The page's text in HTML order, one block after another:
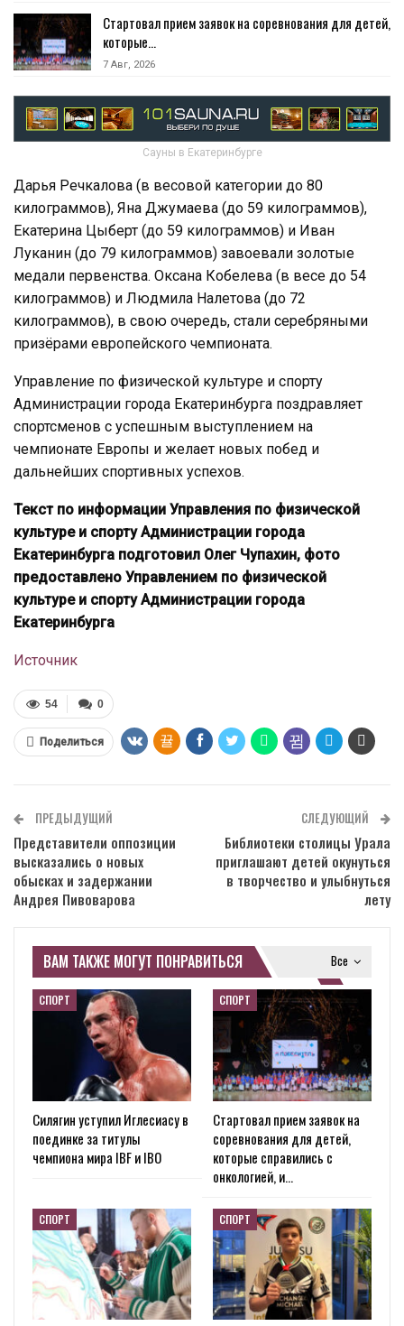
Стартовал прием заявок на соревнования для детей,
которые…
7 Авг, 2026
Сауны в Екатеринбурге
Дарья Речкалова (в весовой категории до 80
килограммов), Яна Джумаева (до 59 килограммов),
Екатерина Цыберт (до 59 килограммов) и Иван
Луканин (до 79 килограммов) завоевали золотые
медали первенства. Оксана Кобелева (в весе до 54
килограммов) и Людмила Налетова (до 72
килограммов), в свою очередь, стали серебряными
призёрами европейского чемпионата.
Управление по физической культуре и спорту
Администрации города Екатеринбурга поздравляет
спортсменов с успешным выступлением на
чемпионате Европы и желает новых побед и
дальнейших спортивных успехов.
Текст по информации Управления по физической
культуре и спорту Администрации города
Екатеринбурга подготовил Олег Чупахин, фото
предоставлено Управлением по физической
культуре и спорту Администрации города
Екатеринбурга
Источник
0
54
Поделиться
ПРЕДЫДУЩИЙ
Представители оппозиции
высказались о новых
обысках и задержании
Андрея Пивоварова
СЛЕДУЮЩИЙ
Библиотеки столицы Урала
приглашают детей окунуться
в творчество и улыбнуться
лету
Все
ВАМ ТАКЖЕ МОГУТ ПОНРАВИТЬСЯ
СПОРТ
Силягин уступил Иглесиасу в
поединке за титулы
чемпиона мира IBF и IBO
СПОРТ
Стартовал прием заявок на
соревнования для детей,
которые справились с
онкологией, и…
СПОРТ СПОРТ